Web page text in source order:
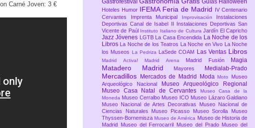
Carné Joven: 3 €
Gastrofestival
Guías Halloween
Hoteles Humor IFEMA Feria de Madrid
IV Centenario
Cervantes
Imprenta Municipal Improvisación
Instalaciones
Deportivas Canal de Isabel II
Instalaciones Deportivas San
Vicente de Paúl
Instituto Italiano de CulturaJardín El Capricho
JazzJóvenes LGTB La Casa Encendida La Noche de los
Libros
La Noche de los Teatros La Noche en Vivo
La Noche
los Museos
La Pedriza LaSede COAM Las Ventas Libros
Madrid Activa! Madrid Arena Madrid Fusión Magia
Matadero Madrid Mayores Medialab-Prado
Mercadillos Mercados de Madrid ModaMoto Museo
Arqueológico Nacional
Museo Arqueológico Regional
Museo Casa Natal de Cervantes
Museo Casa de la
Moneda Museo Cerralbo Museo ICO Museo Lázaro Galdiano
Museo Nacional de Artes Decorativas Museo Nacional de
Ciencias Naturales Museo Picasso Museo Sorolla Museo
Thyssen-BornemiszaMuseo de América Museo de Historia de
Madrid
Museo del Ferrocarril Museo del Prado Museo del